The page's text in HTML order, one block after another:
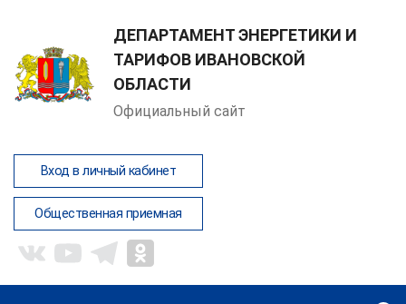
ДЕПАРТАМЕНТ ЭНЕРГЕТИКИ И
ТАРИФОВ ИВАНОВСКОЙ
ОБЛАСТИ
Официальный сайт
Вход в личный кабинет
Общественная приемная